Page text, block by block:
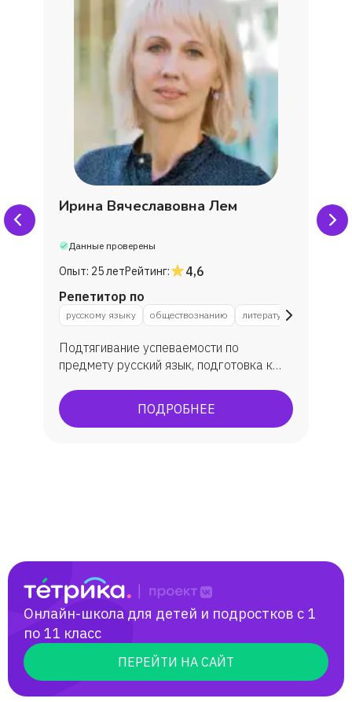
Ирина Вячеславовна Лем
Данные проверены
Опыт: 25 летРейтинг:
4,6
Репетитор по
русскому языку обществознанию литературе
Подтягивание успеваемости по
предмету русский язык, подготовка к
литературе, подготовка к ВПР по
русскому языку. Мои выпускники
баллы, соответствующие оценке "3".
Остальные ученики сдали на баллы,
соответствующие оценкам "4" и "5" ( 14
на четверки, 12 на пятерки). Мои
выпускники поступали в МГИМО, СПБГУ,
Мориса Тореза, также поступали в
ПОДРОБНЕЕ
Онлайн-школа для детей и подростков с 1
по 11 класс
ПЕРЕЙТИ НА САЙТ